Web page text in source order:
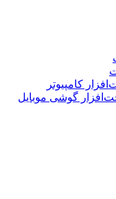
کامپیوتر
گوشی موبایل